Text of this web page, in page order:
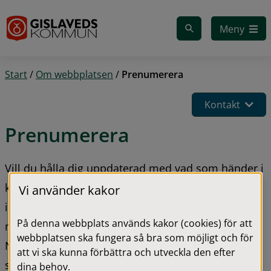
Meny
Start/ Om webbplatsen / Prenumerera
Kontakt
Prenumerera
Vill du hålla dig uppdaterad med vad som händer i
kommunen kan du prenumerera på nyheter,
information och protokoll. Du riskerar aldrig att
missa något då du får det skickat direkt till dig.
Nedan bockar du i vad du vill prenumerera på,
skriver in din e-postadress och klickar på
Vi använder kakor
På denna webbplats används kakor (cookies) för att
webbplatsen ska fungera så bra som möjligt och för
att vi ska kunna förbättra och utveckla den efter
dina behov.